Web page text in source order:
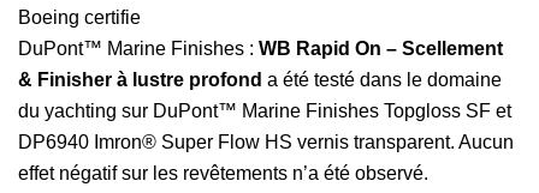
Boeing certifie
DuPont™ Marine Finishes : WB Rapid On – Scellement
& Finisher à lustre profond a été testé dans le domaine
du yachting sur DuPont™ Marine Finishes Topgloss SF et
DP6940 Imron® Super Flow HS vernis transparent. Aucun
effet négatif sur les revêtements n’a été observé.